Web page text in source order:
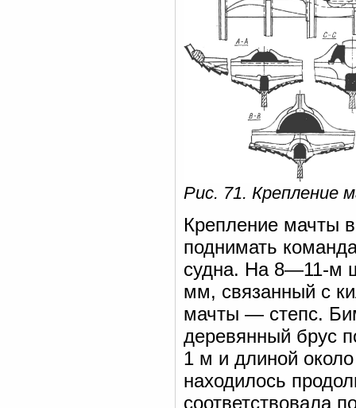
Рис. 71. Крепление
Крепление мачты
поднимать
судна. На 8—11-м
мм, связанный с
мачты — степс.
деревянный брус
1 м и длиной
находилось
соответствовала